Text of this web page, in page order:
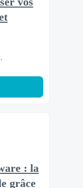
: la
grâce